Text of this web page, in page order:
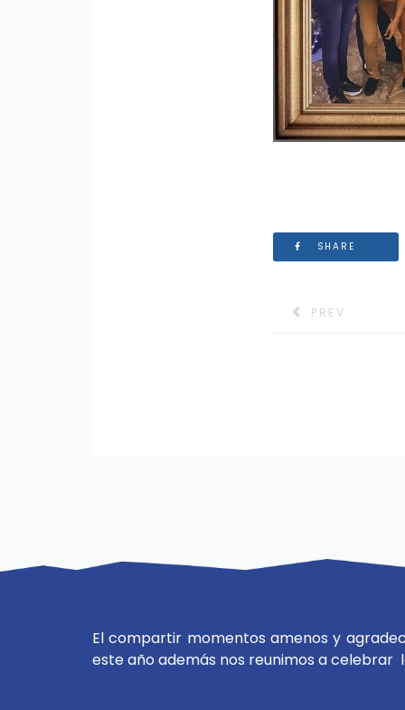
SHARE
PREV
El compartir momentos amenos y
este año además nos reunimos a celebrar